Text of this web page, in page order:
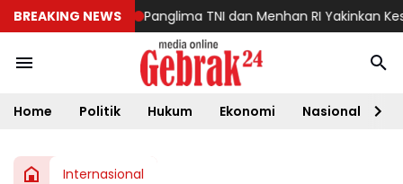
BREAKING NEWS
Bangsa Panglima TNI dan Menhan RI Yakinkan
Home Politik Hukum Ekonomi Nasional
Internasional